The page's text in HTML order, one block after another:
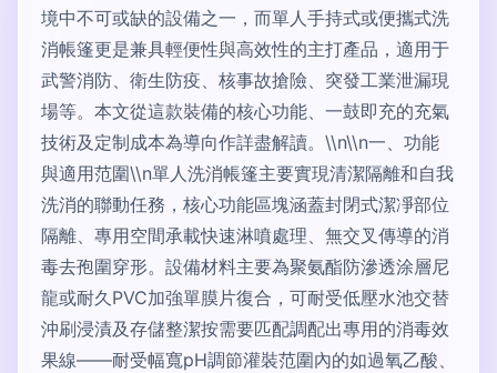
境中不可或缺的設備之一，而單人手持式或便攜式洗
消帳篷更是兼具輕便性與高效性的主打產品，適用于
武警消防、衛生防疫、核事故搶險、突發工業泄漏現
場等。本文從這款裝備的核心功能、一鼓即充的充氣
技術及定制成本為導向作詳盡解讀。\\n\\n一、功能
與適用范圍\\n單人洗消帳篷主要實現清潔隔離和自我
洗消的聯動任務，核心功能區塊涵蓋封閉式潔凈部位
隔離、專用空間承載快速淋噴處理、無交叉傳導的消
毒去孢圍穿形。設備材料主要為聚氨酯防滲透涂層尼
龍或耐久PVC加強單膜片復合，可耐受低壓水池交替
沖刷浸漬及存儲整潔按需要匹配調配出專用的消毒效
果線——耐受幅寬pH調節灌裝范圍內的如過氧乙酸、